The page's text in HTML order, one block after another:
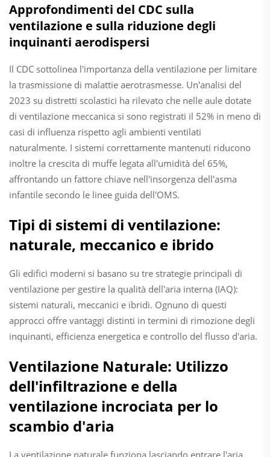
Approfondimenti del CDC sulla
ventilazione e sulla riduzione degli
inquinanti aerodispersi
Il CDC sottolinea l'importanza della ventilazione per limitare
la trasmissione di malattie aerotrasmesse. Un'analisi del
2023 su distretti scolastici ha rilevato che nelle aule dotate
di ventilazione meccanica si sono registrati il 52% in meno di
casi di influenza rispetto agli ambienti ventilati
naturalmente. I sistemi correttamente mantenuti riducono
inoltre la crescita di muffe legata all'umidità del 65%,
affrontando un fattore chiave nell'insorgenza dell'asma
infantile secondo le linee guida dell'OMS.
Tipi di sistemi di ventilazione:
naturale, meccanico e ibrido
Gli edifici moderni si basano su tre strategie principali di
ventilazione per gestire la qualità dell'aria interna (IAQ):
sistemi naturali, meccanici e ibridi. Ognuno di questi
approcci offre vantaggi distinti in termini di rimozione degli
inquinanti, efficienza energetica e controllo del flusso d'aria.
Ventilazione Naturale: Utilizzo
dell'infiltrazione e della
ventilazione incrociata per lo
scambio d'aria
La ventilazione naturale funziona lasciando entrare l'aria